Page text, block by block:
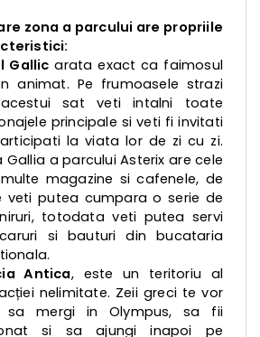
zona a parcului are propriile
Gallic arata exact ca faimosul
animat. Pe frumoasele strazi
sat veti intalni toate
principale si veti fi invitati
la viata lor de zi cu zi.
Gallia a parcului Asterix are cele
magazine si cafenele, de
veti putea cumpara o serie de
totodata veti putea servi
si bauturi din bucataria
Antica, este un teritoriu al
nelimitate. Zeii greci te vor
sa mergi in Olympus, sa fii
si sa ajungi inapoi pe